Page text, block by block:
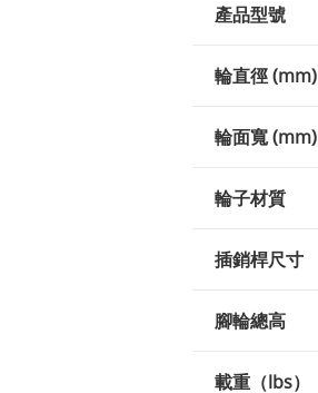
產品型號
輪直徑 (mm)
輪面寬 (mm)
輪子材質
插銷桿尺寸
腳輪總高
載重（lbs）